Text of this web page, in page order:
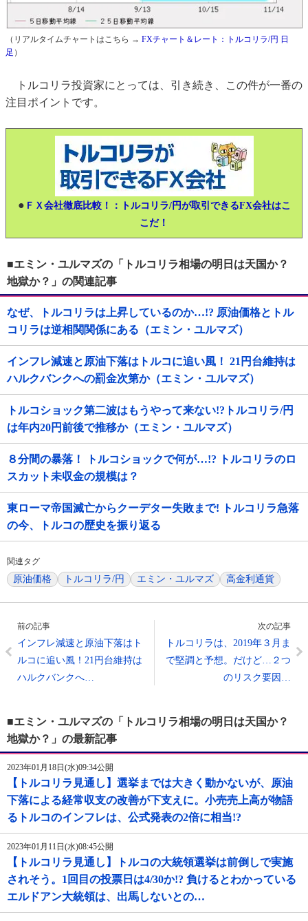
（リアルタイムチャートはこちら → FXチャート＆レート：トルコリラ/円 日
足 ）
トルコリラ投資家にとっては、引き続き、この件が一番の
注目ポイントです。
● ＦＸ会社徹底比較！：トルコリラ/円が取引できるFX会社はこ
こだ！
■エミン・ユルマズの「トルコリラ相場の明日は天国か？
地獄か？」の関連記事
なぜ、トルコリラは上昇しているのか…!? 原油価格とトル
コリラは逆相関関係にある（エミン・ユルマズ）
インフレ減速と原油下落はトルコに追い風！ 21円台維持は
ハルクバンクへの罰金次第か（エミン・ユルマズ）
トルコショック第二波はもうやって来ない!?トルコリラ/円
は年内20円前後で推移か（エミン・ユルマズ）
８分間の暴落！ トルコショックで何が…!? トルコリラのロ
スカット未収金の規模は？
東ローマ帝国滅亡からクーデター失敗まで! トルコリラ急落
の今、トルコの歴史を振り返る
関連タグ
原油価格 トルコリラ/円 エミン・ユルマズ 高金利通貨
前の記事
インフレ減速と原油下落はト
ルコに追い風！21円台維持は
ハルクバンクへ…
次の記事
トルコリラは、2019年３月ま
で堅調と予想。だけど…２つ
のリスク要因…
■エミン・ユルマズの「トルコリラ相場の明日は天国か？
地獄か？」の最新記事
2023年01月18日(水)09:34公開
【トルコリラ見通し】選挙までは大きく動かないが、原油
下落による経常収支の改善が下支えに。小売売上高が物語
るトルコのインフレは、公式発表の2倍に相当!?
2023年01月11日(水)08:45公開
【トルコリラ見通し】トルコの大統領選挙は前倒しで実施
されそう。1回目の投票日は4/30か!? 負けるとわかっている
エルドアン大統領は、出馬しないとの…